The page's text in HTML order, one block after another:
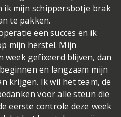
ik mijn schippersbotje brak
te pakken.
een succes en ik
mijn herstel. Mijn
week gefixeerd blijven, dan
en langzaam mijn
krijgen. Ik wil het team, de
voor alle steun die
eerste controle deze week